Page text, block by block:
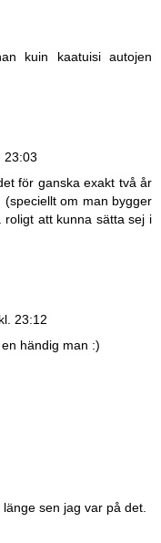
kuin kaatuisi autojen
23:03
för ganska exakt två år
om man bygger
att kunna sätta sej i
23:12
händig man :)
sen jag var på det.